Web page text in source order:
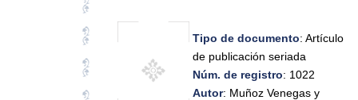
Tipo de documento: Artículo
de publicación seriada
Núm. de registro: 1022
Autor: Muñoz Venegas y